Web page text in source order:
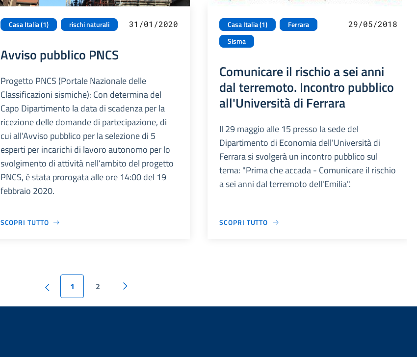
Casa Italia (1) rischi naturali 31/01/2020
Avviso pubblico PNCS
Progetto PNCS (Portale Nazionale delle
Classificazioni sismiche): Con determina del
Capo Dipartimento la data di scadenza per la
ricezione delle domande di partecipazione, di
cui all’Avviso pubblico per la selezione di 5
esperti per incarichi di lavoro autonomo per lo
svolgimento di attività nell’ambito del progetto
PNCS, è stata prorogata alle ore 14:00 del 19
febbraio 2020.
SCOPRI TUTTO
Casa Italia (1)
Ferrara
Sisma
29/05/2018
Comunicare il rischio a sei anni
dal terremoto. Incontro pubblico
all'Università di Ferrara
Il 29 maggio alle 15 presso la sede del
Dipartimento di Economia dell’Università di
Ferrara si svolgerà un incontro pubblico sul
tema: "Prima che accada - Comunicare il rischio
a sei anni dal terremoto dell'Emilia".
SCOPRI TUTTO
1 2